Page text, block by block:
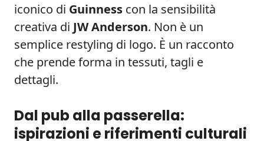
iconico di Guinness con la sensibilità
creativa di JW Anderson. Non è un
semplice restyling di logo. È un racconto
che prende forma in tessuti, tagli e
dettagli.
Dal pub alla passerella:
ispirazioni e riferimenti culturali